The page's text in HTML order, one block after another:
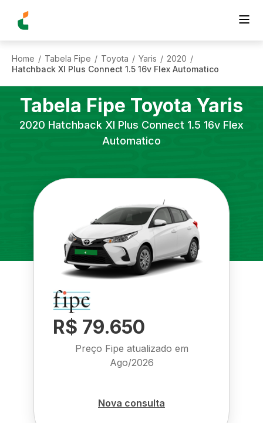
Home / Tabela Fipe / Toyota / Yaris / 2020 /
Hatchback Xl Plus Connect 1.5 16v Flex Automatico
Tabela Fipe Toyota Yaris
2020 Hatchback Xl Plus Connect 1.5 16v Flex
Automatico
R$ 79.650
Preço Fipe atualizado em
Ago/2026
Nova consulta